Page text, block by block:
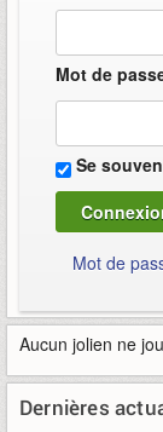
Mot de
Se
Mot de
Aucun jolien ne
Dernières